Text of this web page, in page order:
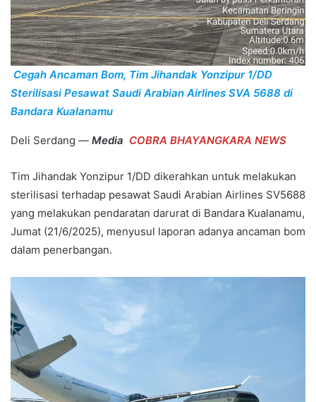
Cegah Ancaman Bom, Tim Jihandak Yonzipur 1/DD
Sterilisasi Pesawat Saudi Arabian Airlines SVA 5688 di
Bandara Kualanamu
Deli Serdang — Media COBRA BHAYANGKARA NEWS
Tim Jihandak Yonzipur 1/DD dikerahkan untuk melakukan
sterilisasi terhadap pesawat Saudi Arabian Airlines SV5688
yang melakukan pendaratan darurat di Bandara Kualanamu,
Jumat (21/6/2025), menyusul laporan adanya ancaman bom
dalam penerbangan.